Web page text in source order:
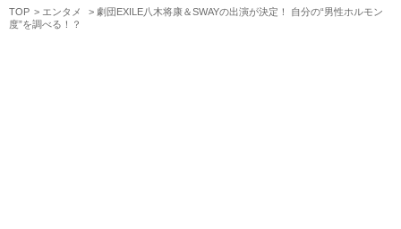
TOP エンタメ
劇団EXILE八木将康＆SWAYの出演が決定！ 自分の“男性ホルモン
度”を調べる！？